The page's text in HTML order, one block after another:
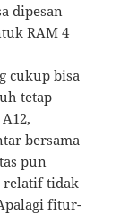
dipesan
RAM 4
cukup bisa
tetap
bersama
pun
relatif tidak
fitur-